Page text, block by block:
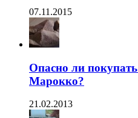
07.11.2015
Опасно ли
Марокко?
21.02.2013